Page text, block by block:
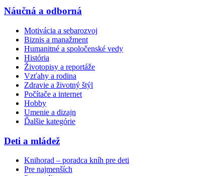
Náučná a odborná
Motivácia a sebarozvoj
Biznis a manažment
Humanitné a spoločenské vedy
História
Životopisy a reportáže
Vzťahy a rodina
Zdravie a životný štýl
Počítače a internet
Hobby
Umenie a dizajn
Ďalšie kategórie
Deti a mládež
Knihorad – poradca kníh pre deti
Pre najmenších